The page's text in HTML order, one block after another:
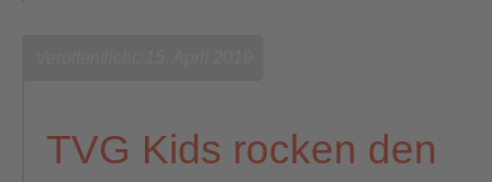
TVG Kids rocken den